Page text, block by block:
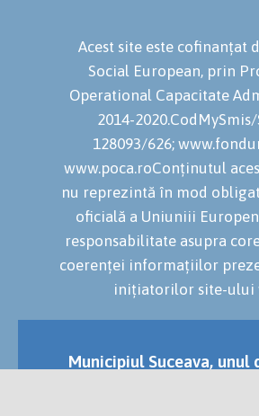
Acest site este cofinanțat
Social European, prin
Operational Capacitate
2014-
128093/626;
www.poca.roConținutul
nu reprezintă în mod
oficială a Uniuniii
responsabilitate asupra
coerenței informațiilor
inițiatorilor site-ului
Municipiul Suceava, unul